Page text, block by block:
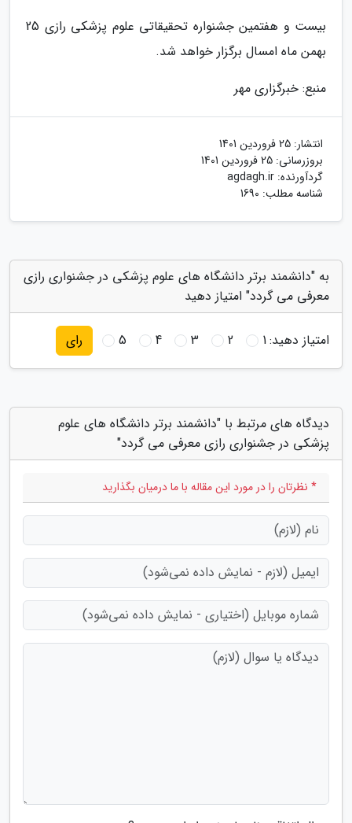
بیست و هفتمین جشنواره تحقیقاتی علوم پزشکی رازی 25
بهمن ماه امسال برگزار خواهد شد.
منبع: خبرگزاری مهر
انتشار: 25 فروردین 1401
بروزرسانی: 25 فروردین 1401
گردآورنده: agdagh.ir
شناسه مطلب: 1690
به "دانشمند برتر دانشگاه های علوم پزشکی در جشنواری رازی
معرفی می گردد" امتیاز دهید
امتیاز دهید:1
2
3
4
5 رای
دیدگاه های مرتبط با "دانشمند برتر دانشگاه های علوم
پزشکی در جشنواری رازی معرفی می گردد"
* نظرتان را در مورد این مقاله با ما درمیان بگذارید